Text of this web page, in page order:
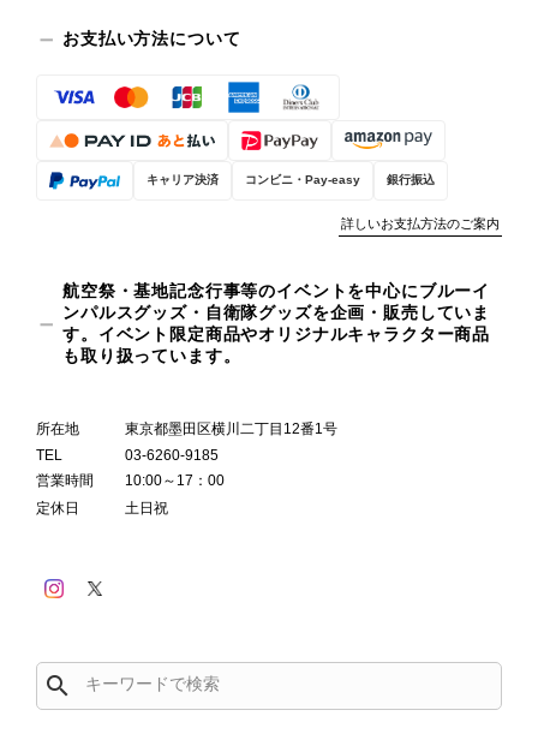
お支払い方法について
キャリア決済 コンビニ・Pay-easy 銀行振込
詳しいお支払方法のご案内
航空祭・基地記念行事等のイベントを中心にブルーイ
ンパルスグッズ・自衛隊グッズを企画・販売していま
す。イベント限定商品やオリジナルキャラクター商品
も取り扱っています。
所在地
東京都墨田区横川二丁目12番1号
TEL
03-6260-9185
営業時間
10:00～17：00
定休日
土日祝
search